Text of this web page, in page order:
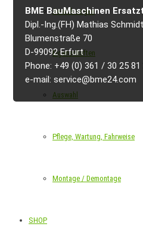
Ausführungen
Eigenschaften
Auswahl
Pflege, Wartung, Fahrweise
Montage / Demontage
SHOP
BME BauMaschinen
Dipl.-Ing.(FH) Mathias Schmidt
Blumenstraße 70
D-99092 Erfurt
Phone: +49 (0) 361 / 30 25 81
e-mail: service@bme24.com